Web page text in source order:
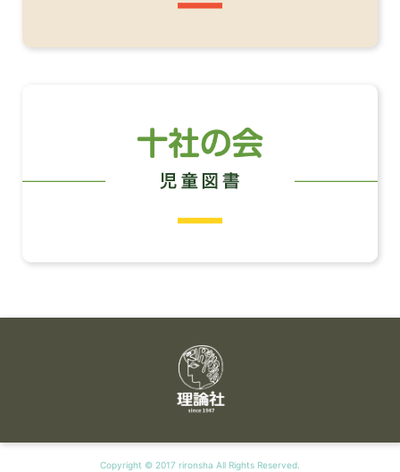
Copyright © 2017 rironsha All Rights Reserved.